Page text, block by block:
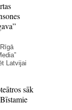
Latvijai
sāk